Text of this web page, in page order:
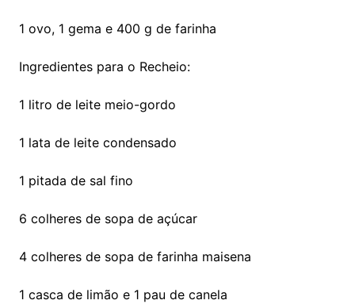
1 ovo, 1 gema e 400 g de farinha
Ingredientes para o Recheio:
1 litro de leite meio-gordo
1 lata de leite condensado
1 pitada de sal fino
6 colheres de sopa de açúcar
4 colheres de sopa de farinha maisena
1 casca de limão e 1 pau de canela